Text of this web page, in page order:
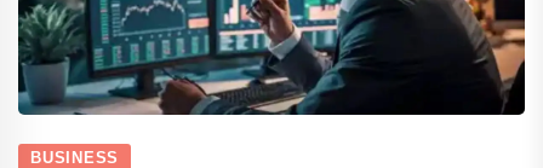
BUSINESS